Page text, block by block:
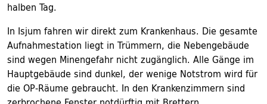
halben Tag.
In Isjum fahren wir direkt zum Krankenhaus. Die gesamte
Aufnahmestation liegt in Trümmern, die Nebengebäude
sind wegen Minengefahr nicht zugänglich. Alle Gänge im
Hauptgebäude sind dunkel, der wenige Notstrom wird für
die OP-Räume gebraucht. In den Krankenzimmern sind